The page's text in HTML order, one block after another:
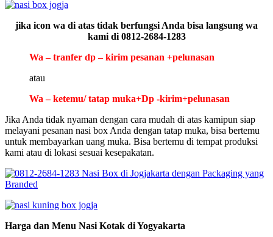
jika icon wa di atas tidak berfungsi Anda bisa langsung wa
kami di 0812-2684-1283
Wa – tranfer dp – kirim pesanan +pelunasan
atau
Wa – ketemu/ tatap muka+Dp -kirim+pelunasan
Jika Anda tidak nyaman dengan cara mudah di atas kamipun siap
melayani pesanan nasi box Anda dengan tatap muka, bisa bertemu
untuk membayarkan uang muka. Bisa bertemu di tempat produksi
kami atau di lokasi sesuai kesepakatan.
Harga dan Menu Nasi Kotak di Yogyakarta